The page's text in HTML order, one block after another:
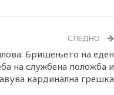
СЛЕДНО
Бришењето на еден
на службена положба и
кардинална грешка